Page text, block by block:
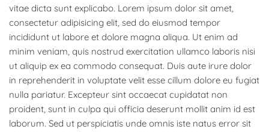
vitae dicta sunt explicabo. Lorem ipsum dolor sit amet,
consectetur adipisicing elit, sed do eiusmod tempor
incididunt ut labore et dolore magna aliqua. Ut enim ad
minim veniam, quis nostrud exercitation ullamco laboris nisi
ut aliquip ex ea commodo consequat. Duis aute irure dolor
in reprehenderit in voluptate velit esse cillum dolore eu fugiat
nulla pariatur. Excepteur sint occaecat cupidatat non
proident, sunt in culpa qui officia deserunt mollit anim id est
laborum. Sed ut perspiciatis unde omnis iste natus error sit